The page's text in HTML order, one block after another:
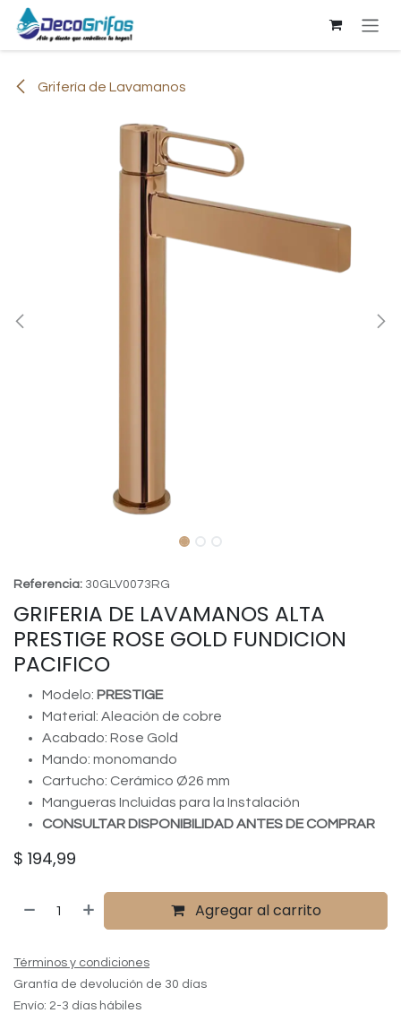
Ir al contenido
Grifería de Lavamanos
Referencia: 30GLV0073RG
GRIFERIA DE LAVAMANOS ALTA
PRESTIGE ROSE GOLD FUNDICION
PACIFICO
Modelo: PRESTIGE
Material: Aleación de cobre
Acabado: Rose Gold
Mando: monomando
Cartucho: Cerámico Ø26 mm
Mangueras Incluidas para la Instalación
CONSULTAR DISPONIBILIDAD ANTES DE COMPRAR
$ 194,99
Agregar al carrito
Términos y condiciones
Grantía de devolución de 30 días
Envío: 2-3 días hábiles